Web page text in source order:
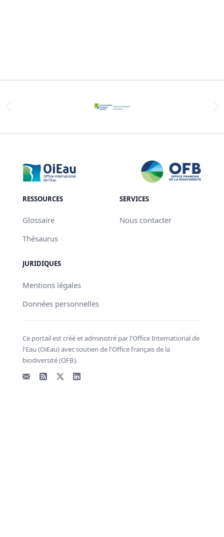
RESSOURCES
Glossaire
Thésaurus
SERVICES
Nous contacter
JURIDIQUES
Mentions légales
Données personnelles
Ce portail est créé et administré par l'Office International de
l'Eau (OiEau) avec soutien de l'Office français de la
biodiversité (OFB).